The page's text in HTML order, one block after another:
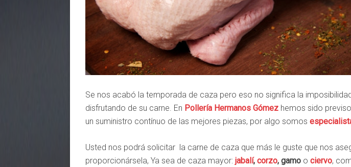
Se nos acabó la temporada de caza pero eso no significa la
disfrutando de su carne. En Pollería Hermanos Gómez hemos sido
un suministro contínuo de las mejores piezas, por algo somos
Usted nos podrá solicitar la carne de caza que más le guste que nos
proporcionársela, Ya sea de caza mayor: jabalí, corzo, gamo o ciervo,